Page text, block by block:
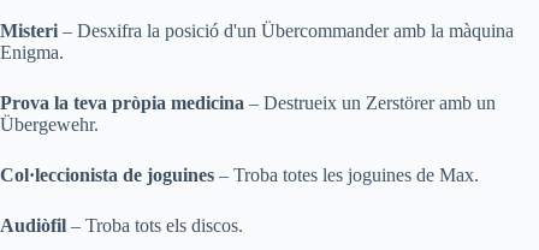
Misteri – Desxifra la posició d'un Übercommander amb la màquina
Enigma.
Prova la teva pròpia medicina – Destrueix un Zerstörer amb un
Übergewehr.
Col·leccionista de joguines – Troba totes les joguines de Max.
Audiòfil – Troba tots els discos.